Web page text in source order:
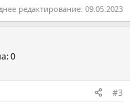
редактирование: 09.05.2023
0
#3